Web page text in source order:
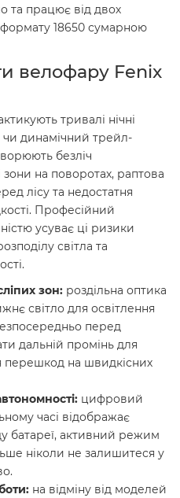
та працює від двох
18650 сумарною
велофару Fenix
тривалі нічні
чи динамічний трейл-
безліч
зони на поворотах, раптова
лісу та недостатня
Професійний
усуває ці ризики
світла та
зон: роздільна оптика
світло для освітлення
перед
дальній промінь для
перешкод на швидкісних
цифровий
часі відображає
батареї, активний режим
ніколи не залишитеся у
на відміну від моделей